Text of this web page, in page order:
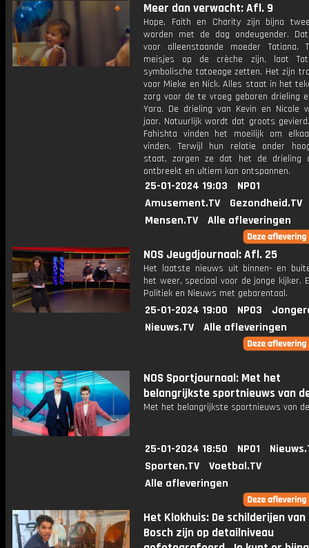
Meer dan verwacht: Afl. 9
Hope, Faith en Charity zijn bijna
worden met de dag ondeugender.
voor alleenstaande moeder Tatiana.
meisjes op de crèche zijn, laat
symbolische tatoeage zetten. Het zijn
voor Mieke en Nick. Alles staat in het
zorg voor de te vroeg geboren drieling
Yara. De drieling van Kevin en Nicole
jaar. Natuurlijk wordt dat groots
Fahishta vinden het moeilijk om
vinden. Terwijl hun relatie onder
staat, zorgen ze dat het de drieling
ontbreekt en ultiem kan ontspannen.
25-01-2024 19:03
NPO1
Amusement.TV
Gezondheid.TV
Mensen.TV
Alle afleveringen
NOS Jeugdjournaal: Afl. 25
Het laatste nieuws uit binnen- en
het weer, speciaal voor de jonge kijker.
Politiek en Nieuws met gebarentaal.
25-01-2024 19:00 NPO3
Nieuws.TV
Alle afleveringen
NOS Sportjournaal: Met het
belangrijkste sportnieuws van
Met het belangrijkste sportnieuws van
25-01-2024 18:50 NPO1
Sporten.TV
Voetbal.TV
Alle afleveringen
Het Klokhuis: De schilderijen
Bosch zijn op detailniveau